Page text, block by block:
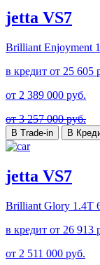
jetta VS7
Brilliant Enjoyment
в кредит от 25 605
от 2 389 000 руб.
от 3 257 000 руб.
В Trade-in В
jetta VS7
Brilliant Glory 1.4T
в кредит от 26 913
от 2 511 000 руб.